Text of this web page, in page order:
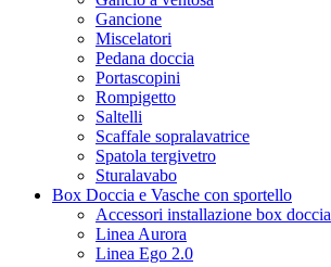
Gancione
Miscelatori
Pedana doccia
Portascopini
Rompigetto
Saltelli
Scaffale sopralavatrice
Spatola tergivetro
Sturalavabo
Box Doccia e Vasche con sportello
Accessori installazione box doccia
Linea Aurora
Linea Ego 2.0